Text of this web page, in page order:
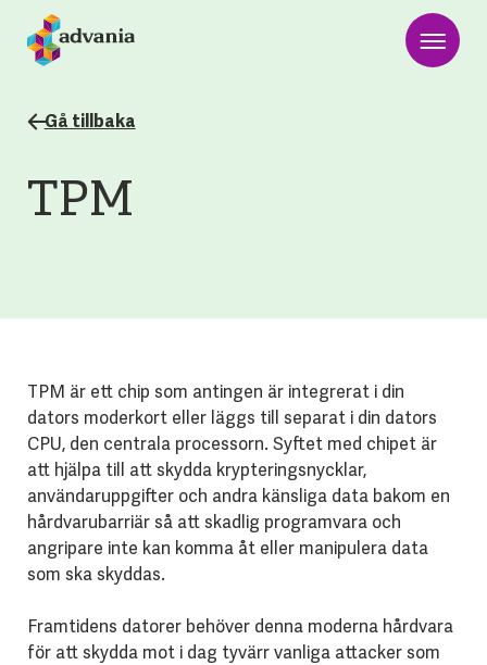
Gå tillbaka
TPM
TPM är ett chip som antingen är integrerat i din
dators moderkort eller läggs till separat i din dators
CPU, den centrala processorn. Syftet med chipet är
att hjälpa till att skydda krypteringsnycklar,
användaruppgifter och andra känsliga data bakom en
hårdvarubarriär så att skadlig programvara och
angripare inte kan komma åt eller manipulera data
som ska skyddas.
Framtidens datorer behöver denna moderna hårdvara
för att skydda mot i dag tyvärr vanliga attacker som